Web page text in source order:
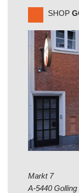
SHOP
Markt 7
A-5440 Golling